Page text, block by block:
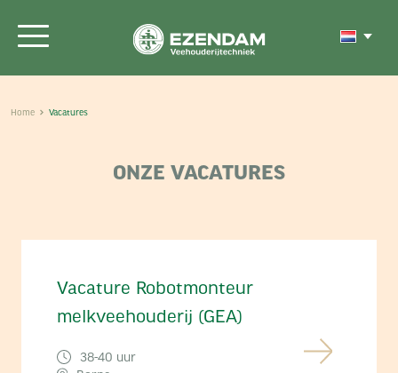
Home Vacatures
ONZE VACATURES
Vacature Robotmonteur
melkveehouderij (GEA)
38-40 uur